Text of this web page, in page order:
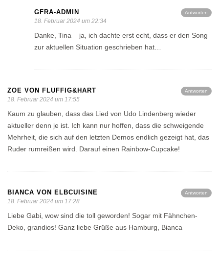
Antworten
GFRA-ADMIN
18. Februar 2024 um 22:34
Danke, Tina – ja, ich dachte erst echt, dass er den Song
zur aktuellen Situation geschrieben hat…
Antworten
ZOE VON FLUFFIG&HART
18. Februar 2024 um 17:55
Kaum zu glauben, dass das Lied von Udo Lindenberg wieder
aktueller denn je ist. Ich kann nur hoffen, dass die schweigende
Mehrheit, die sich auf den letzten Demos endlich gezeigt hat, das
Ruder rumreißen wird. Darauf einen Rainbow-Cupcake!
Antworten
BIANCA VON ELBCUISINE
18. Februar 2024 um 17:28
Liebe Gabi, wow sind die toll geworden! Sogar mit Fähnchen-
Deko, grandios! Ganz liebe Grüße aus Hamburg, Bianca